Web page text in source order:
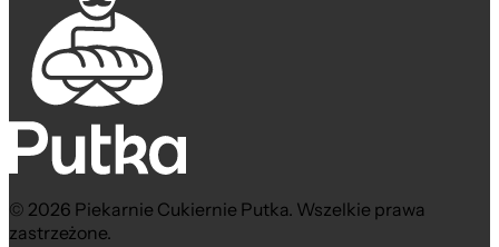
© 2026 Piekarnie Cukiernie Putka. Wszelkie prawa
zastrzeżone.